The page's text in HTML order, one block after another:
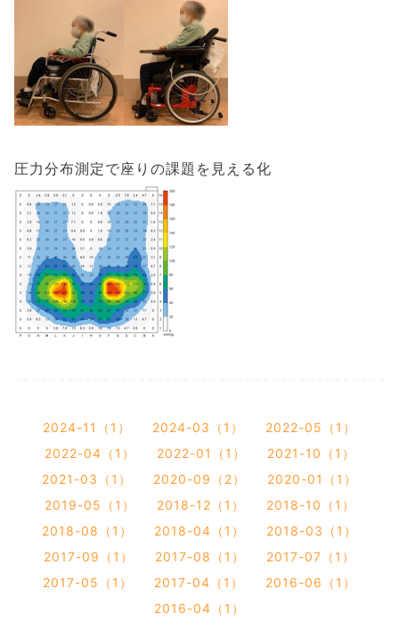
圧力分布測定で座りの課題を見える化
2024-11（1） 2024-03（1）
2022-05（1）
2022-04（1）
2022-01（1）
2021-10（1）
2021-03（1）
2020-09（2）
2020-01（1）
2019-05（1）
2018-12（1）
2018-10（1）
2018-08（1）
2018-04（1）
2018-03（1）
2017-09（1）
2017-08（1）
2017-07（1）
2017-05（1）
2017-04（1）
2016-06（1）
2016-04（1）